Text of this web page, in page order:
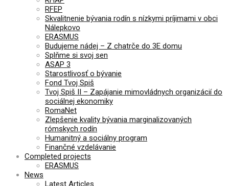
RFEP
Skvalitnenie bývania rodín s nízkymi príjimami v obci
Nálepkovo
ERASMUS
Budujeme nádej – Z chatrče do 3E domu
Splňme si svoj sen
ASAP 3
Starostlivosť o bývanie
Fond Tvoj Spiš
Tvoj Spiš II – Zapájanie mimovládnych organizácií do
sociálnej ekonomiky
RomaNet
Zlepšenie kvality bývania marginalizovaných
rómskych rodín
Humanitný a sociálny program
Finančné vzdelávanie
Completed projects
ERASMUS
News